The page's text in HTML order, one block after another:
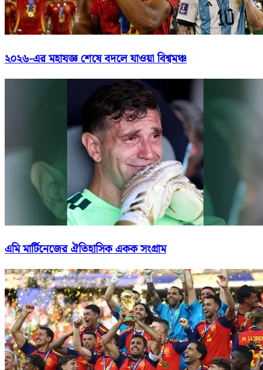
২০২৬-এর মহাযজ্ঞ শেষে বদলে যাওয়া বিশ্বমঞ্চ
এমি মার্টিনেজের ঐতিহাসিক একক সংগ্রাম